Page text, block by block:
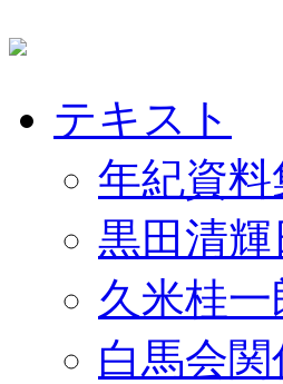
テキスト
年紀資料
黒田清輝
久米桂
白馬会